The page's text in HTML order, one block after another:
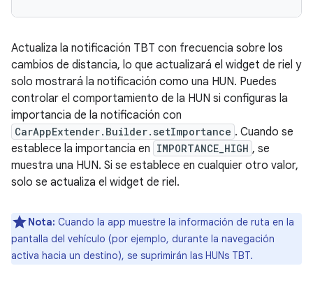
Actualiza la notificación TBT con frecuencia sobre los
cambios de distancia, lo que actualizará el widget de riel y
solo mostrará la notificación como una HUN. Puedes
controlar el comportamiento de la HUN si configuras la
importancia de la notificación con
CarAppExtender.Builder.setImportance . Cuando se
establece la importancia en IMPORTANCE_HIGH , se
muestra una HUN. Si se establece en cualquier otro valor,
solo se actualiza el widget de riel.
Nota: Cuando la app muestre la información de ruta en la
pantalla del vehículo (por ejemplo, durante la navegación
activa hacia un destino), se suprimirán las HUNs TBT.